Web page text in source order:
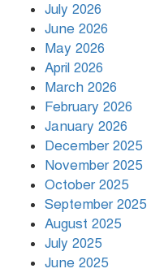
July 2026
June 2026
May 2026
April 2026
March 2026
February 2026
January 2026
December 2025
November 2025
October 2025
September 2025
August 2025
July 2025
June 2025